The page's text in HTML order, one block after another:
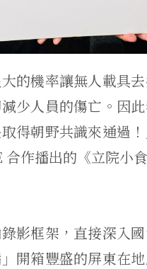
大的機率讓無人載具
少人員的傷亡。因
得朝野共識來通過
作播出的《立院小
影框架，直接深入
開箱豐盛的屏東在